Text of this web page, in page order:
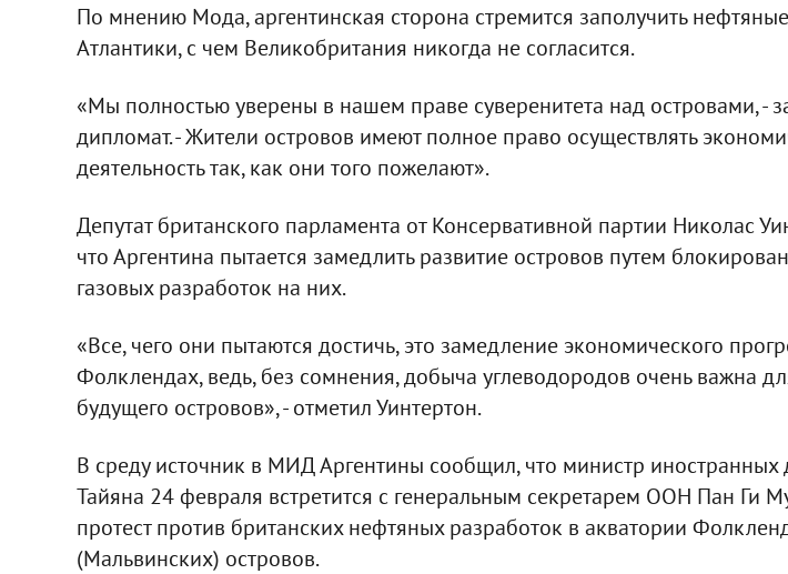
По мнению Мода, аргентинская сторона стремится заполучить
Атлантики, с чем Великобритания никогда не согласится.
«Мы полностью уверены в нашем праве суверенитета над островами, -
дипломат. - Жители островов имеют полное право осуществлять
деятельность так, как они того пожелают».
Депутат британского парламента от Консервативной партии Николас
что Аргентина пытается замедлить развитие островов путем
газовых разработок на них.
«Все, чего они пытаются достичь, это замедление экономического
Фолклендах, ведь, без сомнения, добыча углеводородов очень важна
будущего островов», - отметил Уинтертон.
В среду источник в МИД Аргентины сообщил, что министр иностранных
Тайяна 24 февраля встретится с генеральным секретарем ООН Пан Ги
протест против британских нефтяных разработок в акватории
(Мальвинских) островов.